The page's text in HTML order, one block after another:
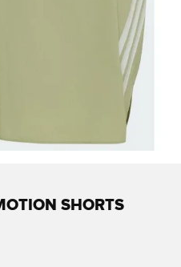
SHORTS